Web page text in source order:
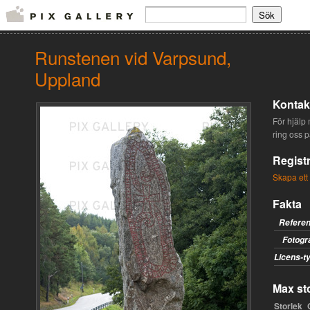
Runstenen vid Varpsund,
Uppland
För hjälp
ring oss
Skapa
Fakta
Licens-
Max
Storlek